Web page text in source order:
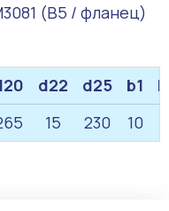
(B5 / фланец)
d22 d25 b1
15 230 10